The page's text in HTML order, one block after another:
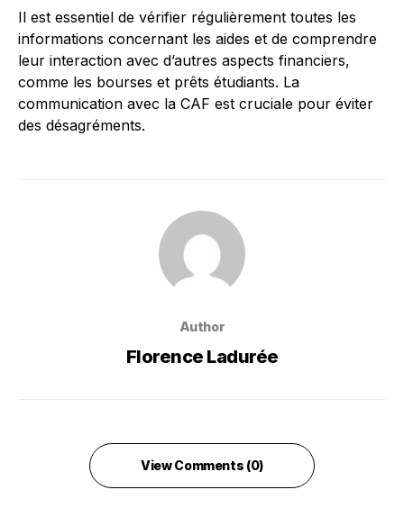
Il est essentiel de vérifier régulièrement toutes les
informations concernant les aides et de comprendre
leur interaction avec d’autres aspects financiers,
comme les bourses et prêts étudiants. La
communication avec la CAF est cruciale pour éviter
des désagréments.
Author
Florence Ladurée
View Comments (0)